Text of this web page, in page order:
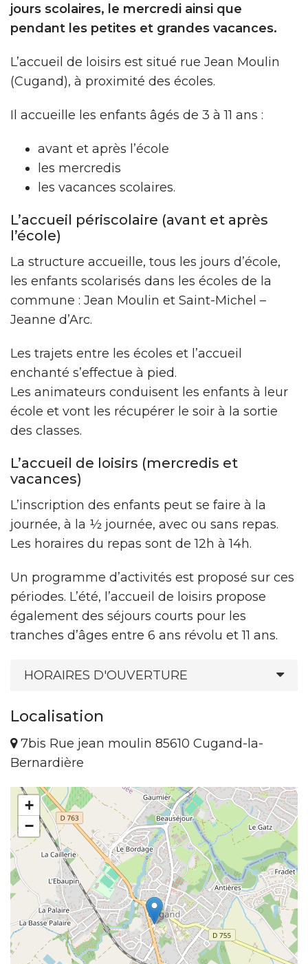
jours scolaires, le mercredi ainsi que
pendant les petites et grandes vacances.
L’accueil de loisirs est situé rue Jean Moulin
(Cugand), à proximité des écoles.
Il accueille les enfants âgés de 3 à 11 ans :
avant et après l’école
les mercredis
les vacances scolaires.
L’accueil périscolaire (avant et après
l’école)
La structure accueille, tous les jours d’école,
les enfants scolarisés dans les écoles de la
commune : Jean Moulin et Saint-Michel –
Jeanne d’Arc.
Les trajets entre les écoles et l’accueil
enchanté s’effectue à pied.
Les animateurs conduisent les enfants à leur
école et vont les récupérer le soir à la sortie
des classes.
L’accueil de loisirs (mercredis et
vacances)
L’inscription des enfants peut se faire à la
journée, à la ½ journée, avec ou sans repas.
Les horaires du repas sont de 12h à 14h.
Un programme d’activités est proposé sur ces
périodes. L’été, l’accueil de loisirs propose
également des séjours courts pour les
tranches d’âges entre 6 ans révolu et 11 ans.
HORAIRES D'OUVERTURE
Localisation
7bis Rue jean moulin 85610 Cugand-la-
Bernardière
+
−